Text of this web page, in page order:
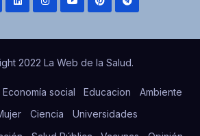
2022 La Web de la Salud.
Economía social Educacion
Ambiente
Ciencia
Universidades